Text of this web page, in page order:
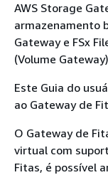
AWS Storage
armazenamento
Gateway e FSx
(Volume
Este Guia do
ao Gateway de
O Gateway de
virtual com
Fitas, é possível